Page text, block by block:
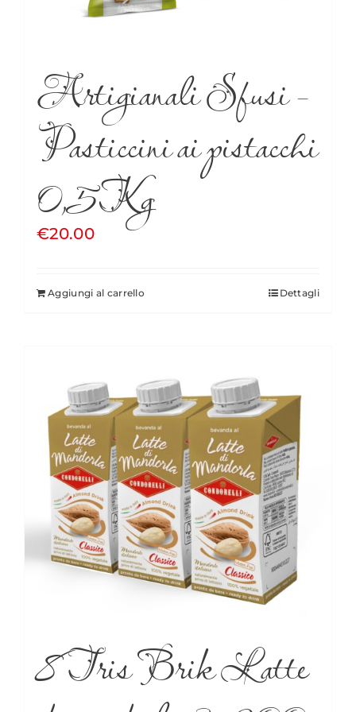
Artigianali Sfusi –
Pasticcini ai pistacchi
0,5Kg
€20.00
Aggiungi al carrello Dettagli
8 Tris Brik Latte